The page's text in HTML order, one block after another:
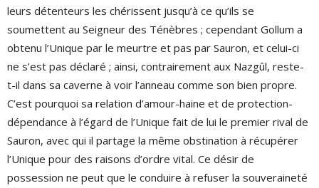
leurs détenteurs les chérissent jusqu’à ce qu’ils se
soumettent au Seigneur des Ténèbres ; cependant Gollum a
obtenu l’Unique par le meurtre et pas par Sauron, et celui-ci
ne s’est pas déclaré ; ainsi, contrairement aux Nazgûl, reste-
t-il dans sa caverne à voir l’anneau comme son bien propre.
C’est pourquoi sa relation d’amour-haine et de protection-
dépendance à l’égard de l’Unique fait de lui le premier rival de
Sauron, avec qui il partage la même obstination à récupérer
l’Unique pour des raisons d’ordre vital. Ce désir de
possession ne peut que le conduire à refuser la souveraineté